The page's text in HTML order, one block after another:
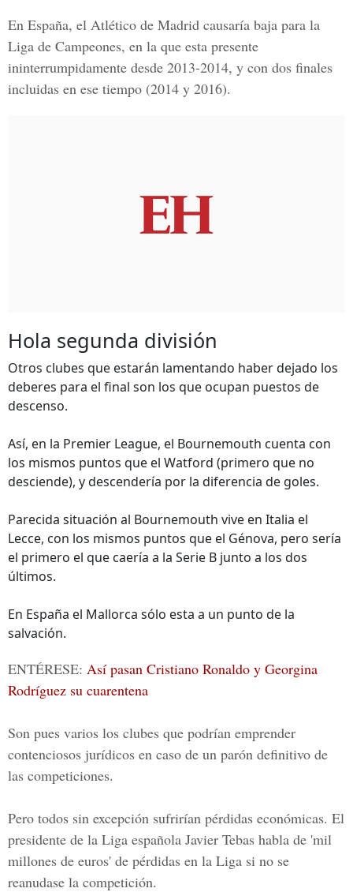
En España, el Atlético de Madrid causaría baja para la
Liga de Campeones, en la que esta presente
ininterrumpidamente desde 2013-2014, y con dos finales
incluidas en ese tiempo (2014 y 2016).
Hola segunda división
Otros clubes que estarán lamentando haber dejado los
deberes para el final son los que ocupan puestos de
descenso.
Así, en la Premier League, el Bournemouth cuenta con
los mismos puntos que el Watford (primero que no
desciende), y descendería por la diferencia de goles.
Parecida situación al Bournemouth vive en Italia el
Lecce, con los mismos puntos que el Génova, pero sería
el primero el que caería a la Serie B junto a los dos
últimos.
En España el Mallorca sólo esta a un punto de la
salvación.
ENTÉRESE: Así pasan Cristiano Ronaldo y Georgina
Rodríguez su cuarentena
Son pues varios los clubes que podrían emprender
contenciosos jurídicos en caso de un parón definitivo de
las competiciones.
Pero todos sin excepción sufrirían pérdidas económicas. El
presidente de la Liga española Javier Tebas habla de 'mil
millones de euros' de pérdidas en la Liga si no se
reanudase la competición.